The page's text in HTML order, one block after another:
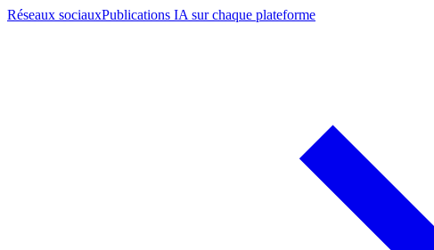
Réseaux sociauxPublications IA sur chaque plateforme